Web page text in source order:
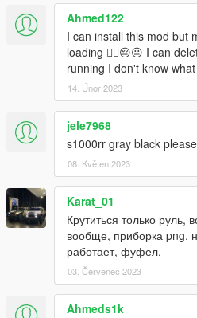
Ahmed122
I can install this mod but
loading 😮‍💨😔😐 I can
running I don't know
14. Únor 2023
jele7968
s1000rr gray black please
08. Květen 2023
Karat_01
Крутиться только руль,
вообще, приборка png,
работает, фуфел.
03. Červenec 2023
Ahmeds1k